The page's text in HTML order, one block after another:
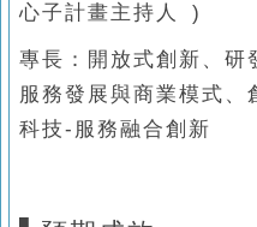
心子計畫主持人 )
專長：開放式創新、研
服務發展與商業模式、
科技-服務融合創新